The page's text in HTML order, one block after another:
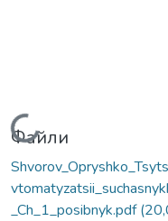
Вантажиться...
Файли
_Ch_1_posibnyk.pdf